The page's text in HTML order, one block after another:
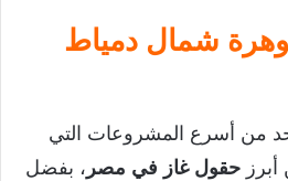
شمال دمياط
من أسرع المشروعات التي
حقول غاز في مصر ، بفضل